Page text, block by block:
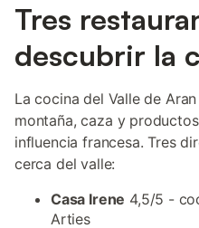
Tres
descubrir la
La cocina del Valle de
montaña, caza y
influencia francesa. Tres
cerca del valle:
Casa Irene 4,5/5 -
Arties